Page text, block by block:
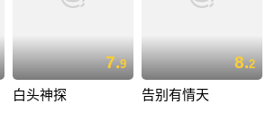
7.9
白头神探
8.2
告别有情天